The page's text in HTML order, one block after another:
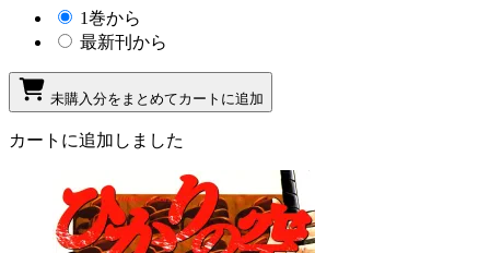
1巻から
最新刊から
未購入分をまとめてカートに追加
カートに追加しました